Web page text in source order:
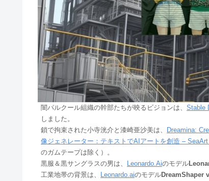
闇パルクール組織の幹部たちが映るビジョンは、 Stable
しました。
鎖で拘束された小寺洸介と漆崎亜沙美は、
Dreamina:
像ジェネレーター：テキストでAIアートを創造 – SeaArt
のガムテープは除く）。
黒服＆黒サングラスの男は、
Leonardo.Aiのモデル
工業地帯の背景は、
Leonardo.aiのモデルDreamShaper